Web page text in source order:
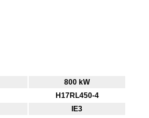
800 kW
H17RL450-4
IE3